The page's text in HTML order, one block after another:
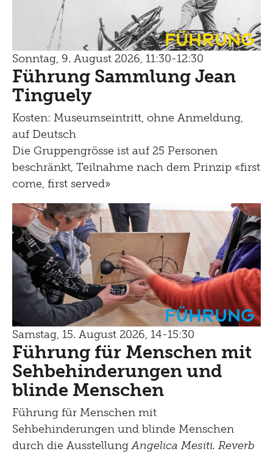
Führung
Sonntag, 9. August 2026, 11:30-12:30
Führung Sammlung Jean
Tinguely
Kosten: Museumseintritt, ohne Anmeldung,
auf Deutsch
Die Gruppengrösse ist auf 25 Personen
beschränkt, Teilnahme nach dem Prinzip «first
come, first served»
Führung
Samstag, 15. August 2026, 14-15:30
Führung für Menschen mit
Sehbehinderungen und
blinde Menschen
Führung für Menschen mit
Sehbehinderungen und blinde Menschen
durch die AusstellungAngelica Mesiti. Reverb